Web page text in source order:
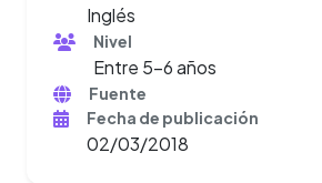
Inglés
Nivel
Entre 5-6 años
Fuente
Fecha de publicación
02/03/2018